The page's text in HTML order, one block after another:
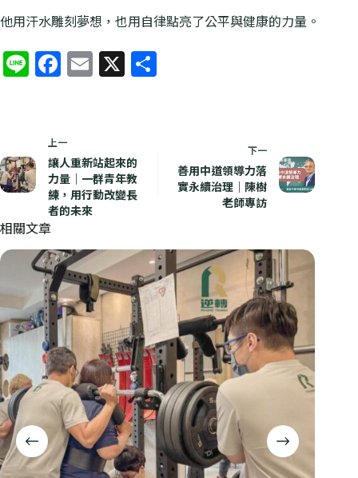
他用汗水雕刻夢想，也用自律點亮了公平與健康的力量。
Li
n
F
a
e
b
o
o
k
E
m
X
上一
讓人重新站起來的
力量｜一群青年教
練，用行動改變長
者的未來
下一
善用中道領導力落
實永續治理｜陳樹
老師專訪
相關文章